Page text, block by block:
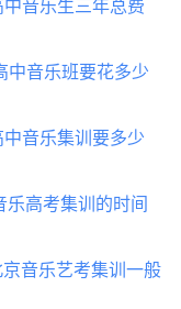
音乐生三年总费
中音乐班要花多少
音乐集训要多少
乐高考集训的时间
音乐艺考集训一般